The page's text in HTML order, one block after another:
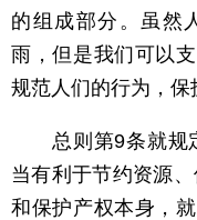
的组成部分。虽然
雨，但是我们可以
规范人们的行为，保
总则第9条就规定
当有利于节约资源
和保护产权本身，